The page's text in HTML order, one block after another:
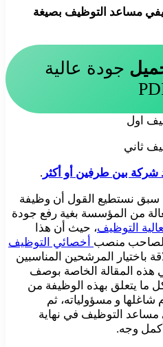
مساعد التوظيف بصيغة
جودة عالية
بين طرفين أو أكثر .
سبق نستطيع القول أن وظيفة
من المؤسسة بغية رفع جودة
التوظيف، حيث أن هذا
لصاحب منصب أخصائي التوظيف
باختيار المرشحين المناسبين
هذه المقالة الخاصة بوصف
يتعلق بهذه الوظيفة من
شاغلها و مسؤولياته، ثم
التوظيف في نهاية
وجه.